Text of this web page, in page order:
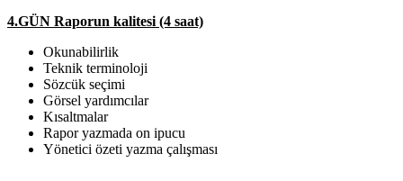
4.GÜN Raporun kalitesi (4 saat)
Okunabilirlik
Teknik terminoloji
Sözcük seçimi
Görsel yardımcılar
Kısaltmalar
Rapor yazmada on ipucu
Yönetici özeti yazma çalışması